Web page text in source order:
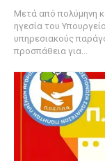
Μετά από πολύμηνη
ηγεσία του
υπηρεσιακούς
προσπάθεια για...